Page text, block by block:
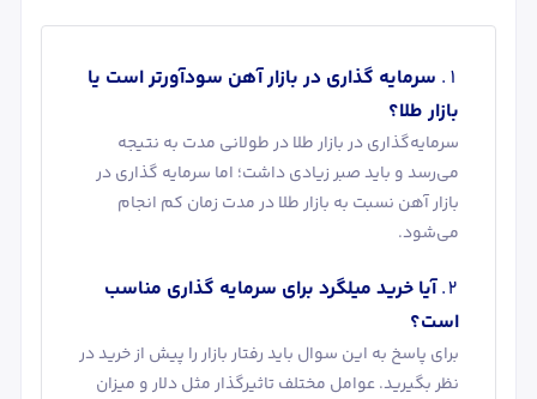
سرمایه گذاری در بازار آهن سودآورتر است یا
بازار طلا؟
سرمایه‌گذاری در بازار طلا در طولانی مدت به نتیجه
می‌رسد و باید صبر زیادی داشت؛ اما سرمایه گذاری در
بازار آهن نسبت به بازار طلا در مدت زمان کم انجام
می‌شود.
آیا خرید میلگرد برای سرمایه گذاری مناسب
است؟
برای پاسخ به این سوال باید رفتار بازار را پیش از خرید در
نظر بگیرید. عوامل مختلف تاثیرگذار مثل دلار و میزان